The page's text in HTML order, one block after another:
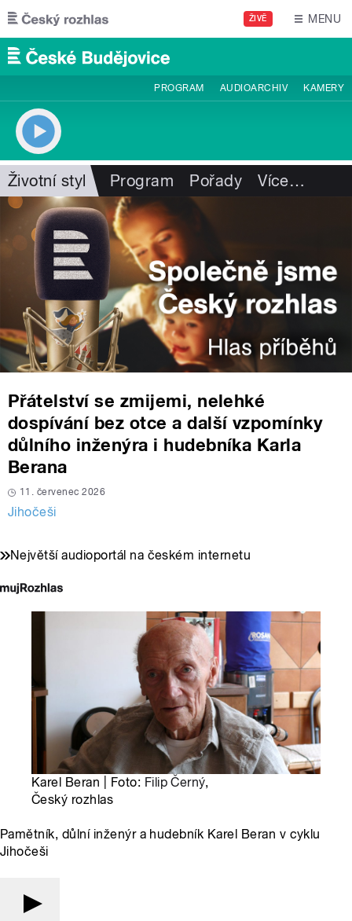
Přejít k hlavnímu obsahu
ŽIVĚ MENU
PROGRAM AUDIOARCHIV KAMERY
Životní styl Program Pořady Více…
Přátelství se zmijemi, nelehké
dospívání bez otce a další vzpomínky
důlního inženýra i hudebníka Karla
Berana
11. červenec 2026
Jihočeši
Největší audioportál na českém internetu
Karel Beran | Foto: Filip Černý,
Český rozhlas
Pamětník, důlní inženýr a hudebník Karel Beran v cyklu
Jihočeši